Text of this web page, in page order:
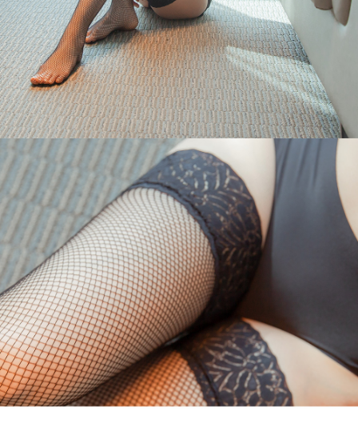
페이코 라이
구매